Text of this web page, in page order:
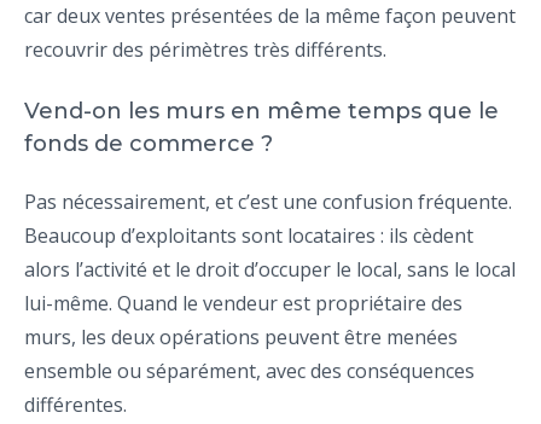
car deux ventes présentées de la même façon peuvent
recouvrir des périmètres très différents.
Vend-on les murs en même temps que le
fonds de commerce ?
Pas nécessairement, et c’est une confusion fréquente.
Beaucoup d’exploitants sont locataires : ils cèdent
alors l’activité et le droit d’occuper le local, sans le local
lui-même. Quand le vendeur est propriétaire des
murs, les deux opérations peuvent être menées
ensemble ou séparément, avec des conséquences
différentes.